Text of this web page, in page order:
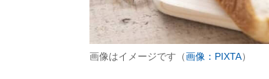
画像はイメージです（画像：PIXTA）